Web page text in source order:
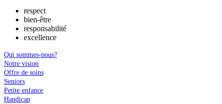
respect
bien-être
responsabilité
excellence
Qui sommes-nous?
Notre vision
Offre de soins
Seniors
Petite enfance
Handicap